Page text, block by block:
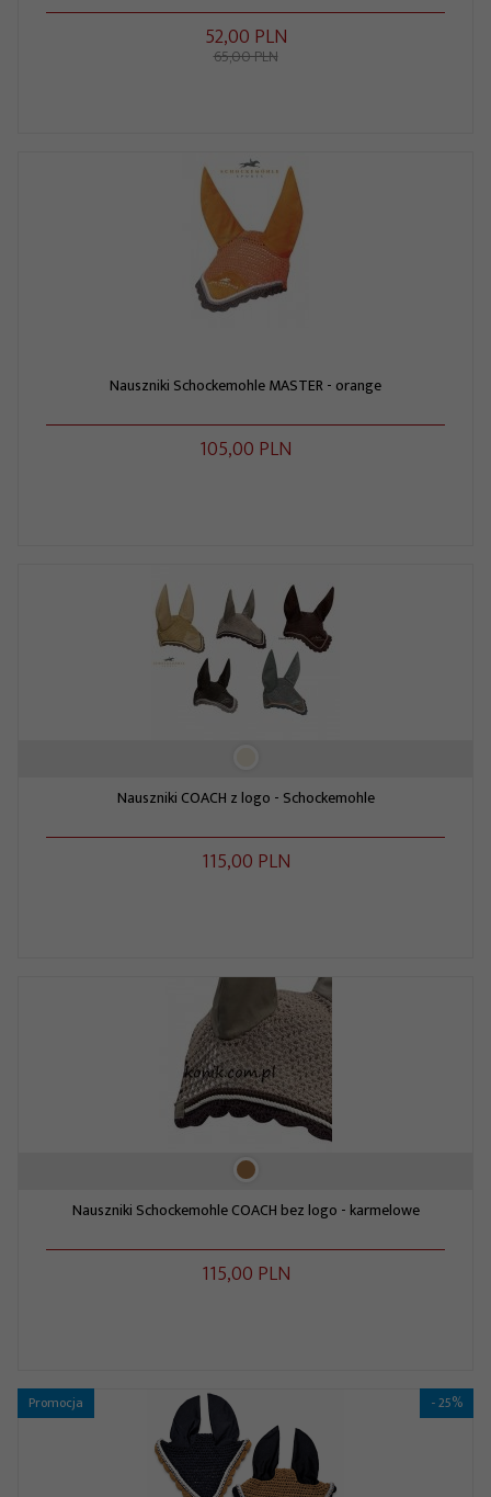
52,00 PLN
65,00 PLN
Nauszniki Schockemohle MASTER - orange
105,00 PLN
Nauszniki COACH z logo - Schockemohle
115,00 PLN
Nauszniki Schockemohle COACH bez logo - karmelowe
115,00 PLN
Promocja - 25%